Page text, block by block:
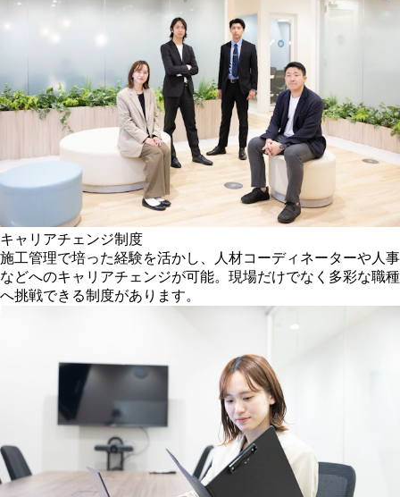
キャリアチェンジ制度
施工管理で培った経験を活かし、人材コーディネーターや人事
などへのキャリアチェンジが可能。現場だけでなく多彩な職種
へ挑戦できる制度があります。